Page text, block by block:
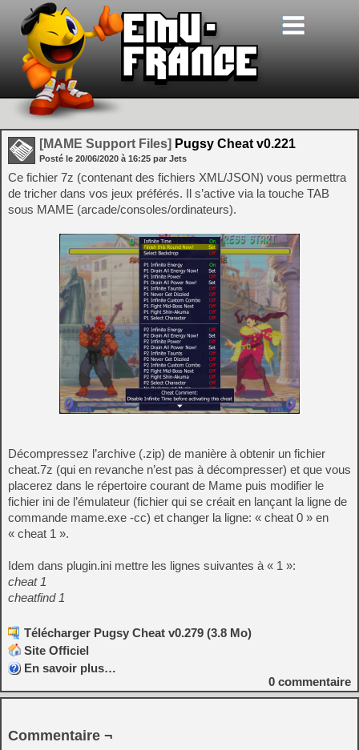
[MAME Support Files] Pugsy Cheat v0.221
Posté le 20/06/2020 à 16:25 par Jets
Ce fichier 7z (contenant des fichiers XML/JSON) vous permettra
de tricher dans vos jeux préférés. Il s’active via la touche TAB
sous MAME (arcade/consoles/ordinateurs).
Décompressez l’archive (.zip) de manière à obtenir un fichier
cheat.7z (qui en revanche n’est pas à décompresser) et que vous
placerez dans le répertoire courant de Mame puis modifier le
fichier ini de l’émulateur (fichier qui se créait en lançant la ligne de
commande mame.exe -cc) et changer la ligne: « cheat 0 » en
« cheat 1 ».
Idem dans plugin.ini mettre les lignes suivantes à « 1 »:
cheat 1
cheatfind 1
Télécharger Pugsy Cheat v0.279 (3.8 Mo)
Site Officiel
En savoir plus…
0 commentaire
Commentaire ¬